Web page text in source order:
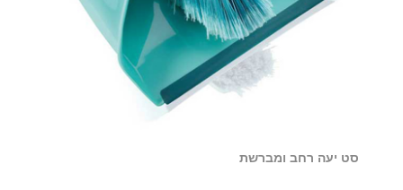
סט יעה רחב ומברשת